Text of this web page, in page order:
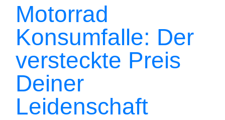
Motorrad
Konsumfalle: Der
versteckte Preis
Deiner
Leidenschaft